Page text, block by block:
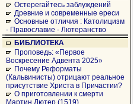
Остерегайтесь заблуждений
Древние и современные ереси
Основные отличия : Католицизм
- Православие - Лютеранство
БИБЛИОТЕКА
Проповедь: «Первое
Воскресение Адвента 2025»
Почему Реформаты
(Кальвинисты) отрицают реальное
присутствие Христа в Причастии?
О приготовлении к смерти
Мартин Лютер (1519)